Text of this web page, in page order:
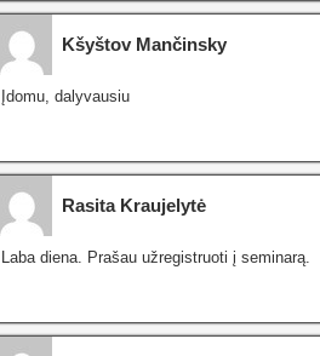
Kšyštov Mančinsky
Įdomu, dalyvausiu
Rasita Kraujelytė
Laba diena. Prašau užregistruoti į seminarą.